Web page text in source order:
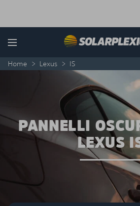
Menu
Home > Lexus > IS
PANNELLI
LEXUS